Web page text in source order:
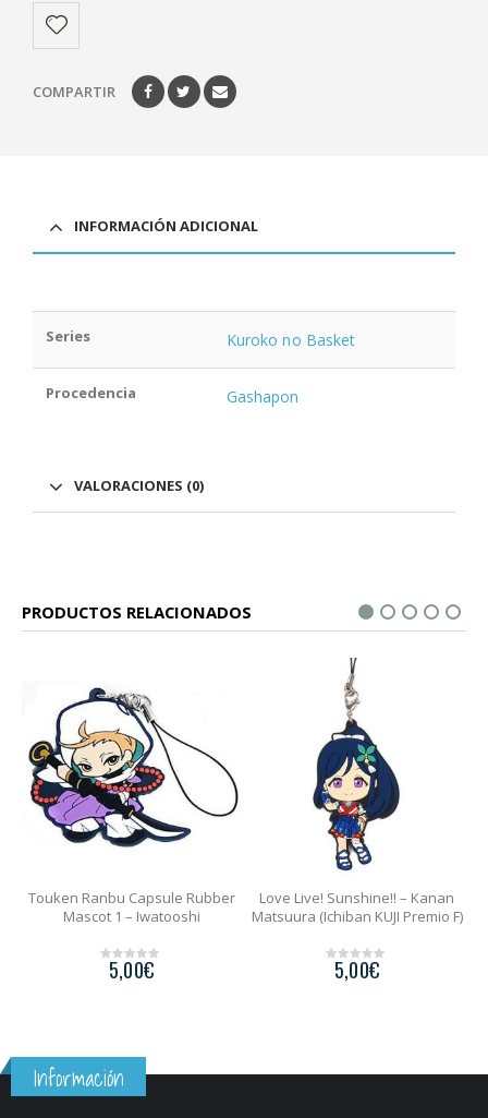
COMPARTIR
INFORMACIÓN ADICIONAL
Series Kuroko no Basket
Procedencia Gashapon
VALORACIONES (0)
PRODUCTOS RELACIONADOS
Love Live! Sunshine!! – Kanan
Matsuura (Ichiban KUJI Premio F)
0
o 5,00
Love Live! Sunshine!! – Riko
Sakurauchi (Ichiban KUJI Premio
5,00
Información